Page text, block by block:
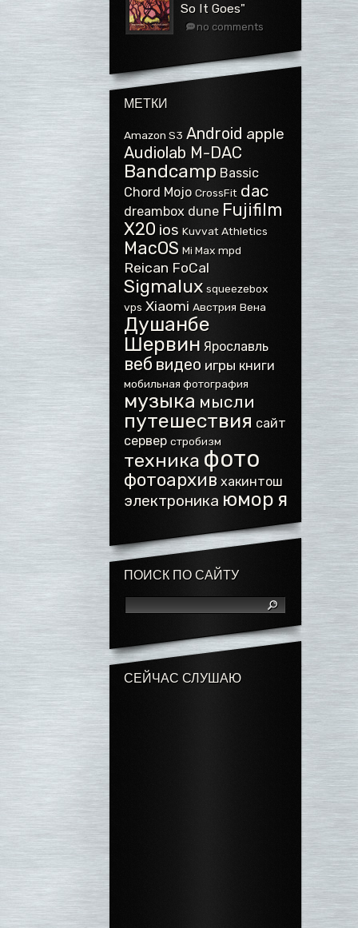
So It Goes"
no comments
МЕТКИ
Amazon S3 Android apple
Audiolab M-DAC
Bandcamp Bassic
Chord Mojo CrossFit dac
dreambox dune Fujifilm
X20 ios Kuvvat Athletics
MacOS Mi Max mpd
Reican FoCal
Sigmalux squeezebox
vps Xiaomi Австрия Вена
Душанбе
Шервин Ярославль
веб видео игры книги
мобильная фотография
музыка мысли
путешествия сайт
сервер стробизм
техника фото
фотоархив хакинтош
электроника юмор я
ПОИСК ПО САЙТУ
СЕЙЧАС СЛУШАЮ